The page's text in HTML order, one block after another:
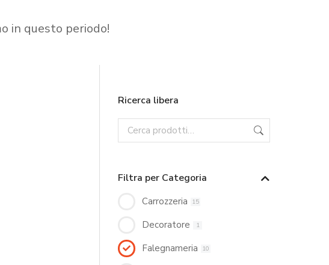
in questo periodo!
Ricerca libera
Filtra per Categoria
Carrozzeria 15
Decoratore 1
Falegnameria 10